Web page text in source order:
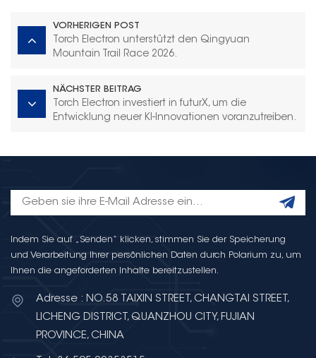
VORHERIGEN POST
Torch Electron unterstützt den Qingyuan
Mountain Trail Race 2026.
NÄCHSTER BEITRAG
Torch Electron investiert in futurX, um die
Entwicklung neuer KI-Innovationen voranzutreiben.
Indem Sie auf „Senden“ klicken, stimmen Sie der Speicherung
und Verarbeitung Ihrer persönlichen Daten durch Polarium zu, um
Ihnen die angeforderten Inhalte bereitzustellen.
Adresse : NO.58 TAIXIN STREET, CHANGTAI STREET,
LICHENG DISTRICT, QUANZHOU CITY, FUJIAN
PROVINCE, CHINA